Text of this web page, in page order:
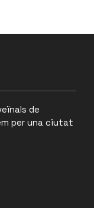
de
per una ciutat